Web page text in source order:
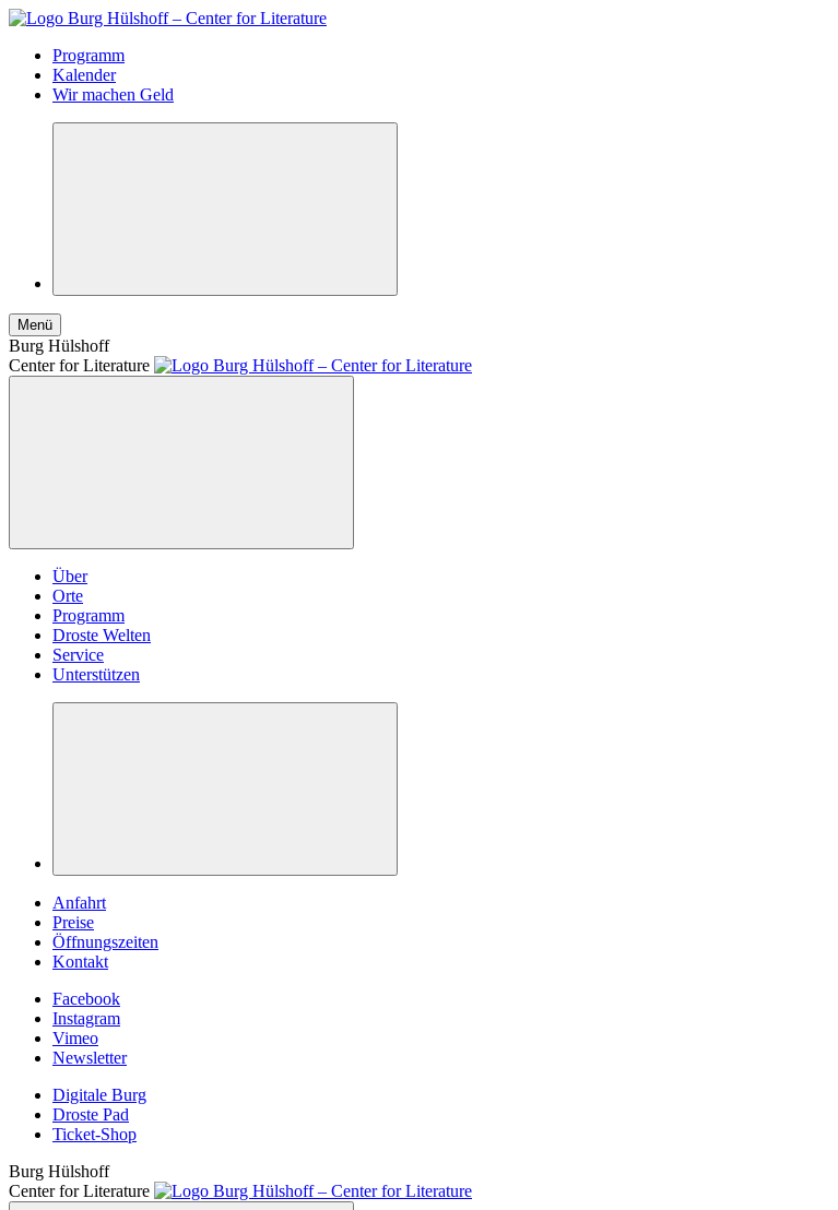
Programm
Kalender
Wir machen Geld
Menü
Burg Hülshoff
Center for Literature
Über
Orte
Programm
Droste Welten
Service
Unterstützen
Anfahrt
Preise
Öffnungszeiten
Kontakt
Facebook
Instagram
Vimeo
Newsletter
Digitale Burg
Droste Pad
Ticket-Shop
Burg Hülshoff
Center for Literature